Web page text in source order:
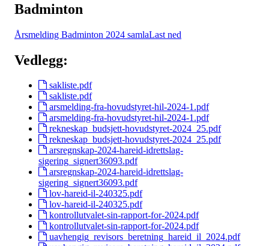
Badminton
Årsmelding Badminton 2024 samlaLast ned
Vedlegg:
sakliste.pdf
sakliste.pdf
arsmelding-fra-hovudstyret-hil-2024-1.pdf
arsmelding-fra-hovudstyret-hil-2024-1.pdf
rekneskap_budsjett-hovudstyret-2024_25.pdf
rekneskap_budsjett-hovudstyret-2024_25.pdf
arsregnskap-2024-hareid-idrettslag-
sigering_signert36093.pdf
arsregnskap-2024-hareid-idrettslag-
sigering_signert36093.pdf
lov-hareid-il-240325.pdf
lov-hareid-il-240325.pdf
kontrollutvalet-sin-rapport-for-2024.pdf
kontrollutvalet-sin-rapport-for-2024.pdf
uavhengig_revisors_beretning_hareid_il_2024.pdf